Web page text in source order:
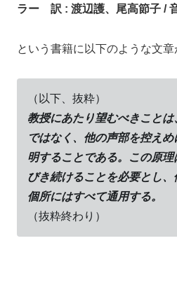
ラー 訳 : 渡辺護、尾高節子 /
という書籍に以下のような文章
（以下、抜粋）
教授にあたり望むべきこと
ではなく、他の声部を控え
明することである。この原
びき続けることを必要とし
個所にはすべて通用する。
（抜粋終わり）